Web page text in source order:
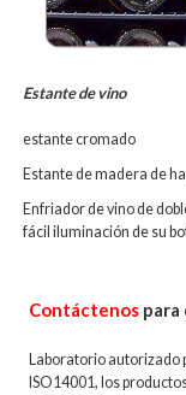
Estante de vino
estante cromado
Estante de madera de
Enfriador de vino de
fácil iluminación de su
Contáctenos
Laboratorio autorizado
ISO14001, los